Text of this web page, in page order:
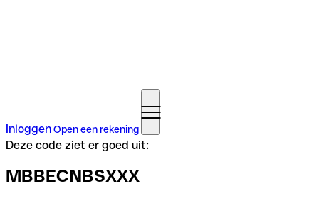
InloggenOpen een rekening
Deze code ziet er goed uit:
MBBECNBSXXX